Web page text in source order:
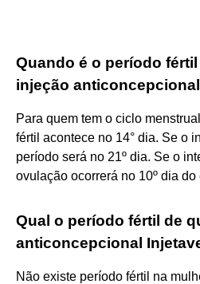
Quando é o período
injeção
Para quem tem o ciclo
fértil acontece no 14° dia. Se o
período será no 21º dia. Se o
ovulação ocorrerá no 10º dia do
Qual o período fértil de
anticoncepcional
Não existe período fértil na